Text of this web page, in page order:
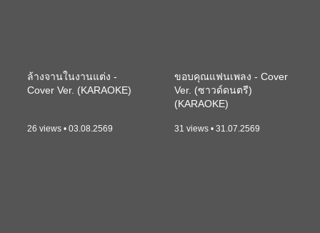
ล้างจานในงานแต่ง -
Cover Ver. (KARAOKE)
26 views • 03.08.2569
ขอบคุณแฟนเพลง - Cover
Ver. (ซาวด์ดนตรี)
(KARAOKE)
31 views • 31.07.2569